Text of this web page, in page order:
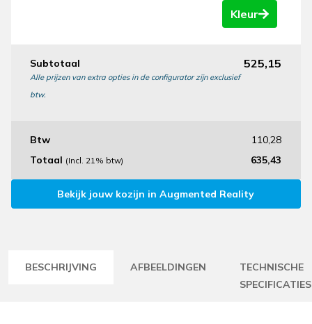
Kleur
Subtotaal 525,15
Alle prijzen van extra opties in de configurator zijn exclusief
btw.
Btw
110,28
Totaal (Incl. 21% btw) 635,43
Bekijk jouw kozijn in Augmented Reality
BESCHRIJVING AFBEELDINGEN
TECHNISCHE
SPECIFICATIES